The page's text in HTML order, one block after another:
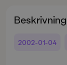
Beskrivning
2002-01-04